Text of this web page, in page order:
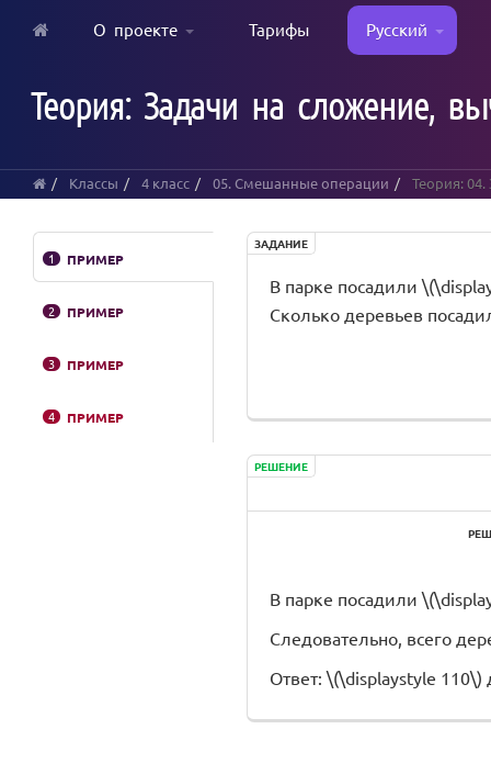
content
О проекте Тарифы Русский
Теория: Задачи на сложение,
Классы 4 класс 05. Смешанные операции Теория:
1 ПРИМЕР
2 ПРИМЕР
3 ПРИМЕР
4 ПРИМЕР
ЗАДАНИЕ
В парке посадили
Сколько деревьев
РЕШЕНИЕ
В парке посадили
Следовательно, всего
Ответ: \(\displaystyle 110\)